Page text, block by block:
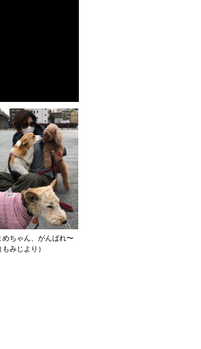
めちゃん、がんばれ〜
（もみじより）